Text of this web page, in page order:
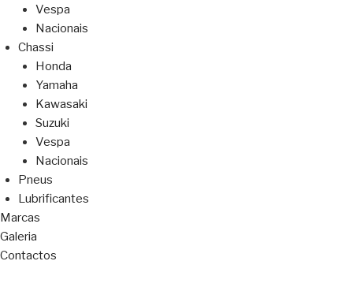
Vespa
Nacionais
Chassi
Honda
Yamaha
Kawasaki
Suzuki
Vespa
Nacionais
Pneus
Lubrificantes
Marcas
Galeria
Contactos